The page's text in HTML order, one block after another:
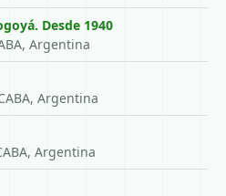
Desde 1940
Argentina
Argentina
Argentina